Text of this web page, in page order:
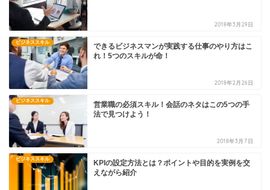
2018年3月29日
ビジネススキル
できるビジネスマンが実践する仕事のやり方はこ
れ！5つのスキルが命！
2018年2月26日
ビジネススキル
営業職の必須スキル！会話のネタはこの5つの手
法で見つけよう！
2018年3月7日
ビジネススキル
KPIの設定方法とは？ポイントや目的を実例を交
えながら紹介